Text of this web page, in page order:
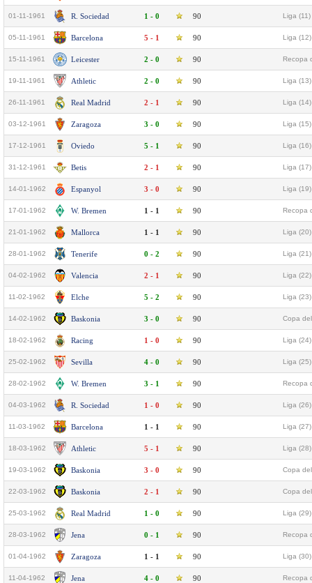
01-11-1961 R. Sociedad 1 - 0 90 Liga (11)
05-11-1961 Barcelona 5 - 1 90 Liga (12)
15-11-1961 Leicester 2 - 0 90 Recopa
19-11-1961 Athletic 2 - 0 90 Liga (13)
26-11-1961 Real Madrid 2 - 1 90 Liga (14)
03-12-1961 Zaragoza 3 - 0 90 Liga (15)
17-12-1961 Oviedo 5 - 1 90 Liga (16)
31-12-1961 Betis 2 - 1 90 Liga (17)
14-01-1962 Espanyol 3 - 0 90 Liga (19)
17-01-1962 W. Bremen 1 - 1 90 Recopa
21-01-1962 Mallorca 1 - 1 90 Liga (20)
28-01-1962 Tenerife 0 - 2 90 Liga (21)
04-02-1962 Valencia 2 - 1 90 Liga (22)
11-02-1962 Elche 5 - 2 90 Liga (23)
14-02-1962 Baskonia 3 - 0 90 Copa
18-02-1962 Racing 1 - 0 90 Liga (24)
25-02-1962 Sevilla 4 - 0 90 Liga (25)
28-02-1962 W. Bremen 3 - 1 90 Recopa
04-03-1962 R. Sociedad 1 - 0 90 Liga (26)
11-03-1962 Barcelona 1 - 1 90 Liga (27)
18-03-1962 Athletic 5 - 1 90 Liga (28)
19-03-1962 Baskonia 3 - 0 90 Copa
22-03-1962 Baskonia 2 - 1 90 Copa
25-03-1962 Real Madrid 1 - 0 90 Liga (29)
28-03-1962 Jena 0 - 1 90 Recopa
01-04-1962 Zaragoza 1 - 1 90 Liga (30)
11-04-1962 Jena 4 - 0 90 Recopa